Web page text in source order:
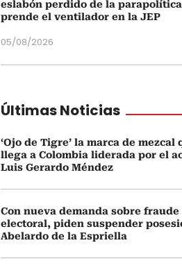
eslabón perdido de la parapolítica
prende el ventilador en la JEP
05/08/2026
Últimas Noticias
‘Ojo de Tigre’ la marca de mezcal
llega a Colombia liderada por el
Luis Gerardo Méndez
Con nueva demanda sobre fraude
electoral, piden suspender
Abelardo de la Espriella